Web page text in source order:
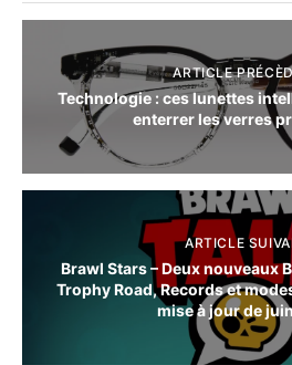
ARTICLE
Technologie : ces lunettes
enterrer les verres
ARTICLE
Brawl Stars – Deux nouveaux
Trophy Road, Records et
mise à jour de